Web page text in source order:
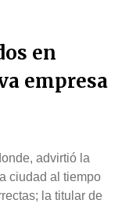
en
empresa
advirtió la
ciudad al tiempo
la titular de